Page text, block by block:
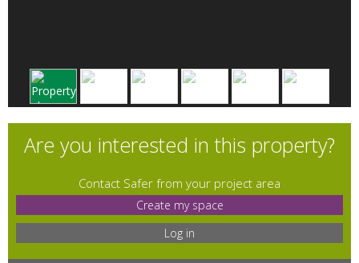
Are you interested in this property?
Contact Safer from your project area
Create my space
Log in